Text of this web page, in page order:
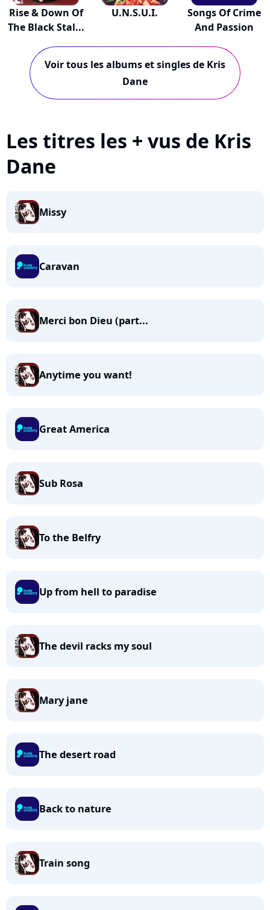
Rise & Down Of
The Black Stal...
U.N.S.U.I.
Songs Of Crime
And Passion
Voir tous les albums et singles de Kris
Dane
Les titres les + vus de Kris
Dane
Missy
Caravan
Merci bon Dieu (part...
Anytime you want!
Great America
Sub Rosa
To the Belfry
Up from hell to paradise
The devil racks my soul
Mary jane
The desert road
Back to nature
Train song